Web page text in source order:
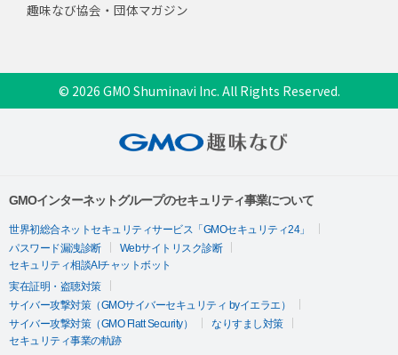
趣味なび協会・団体マガジン
© 2026 GMO Shuminavi Inc. All Rights Reserved.